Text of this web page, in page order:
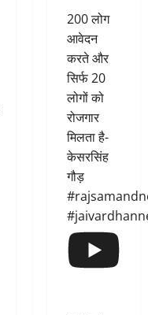
200 लोग
आवेदन
करते और
सिर्फ 20
लोगों को
रोजगार
मिलता है-
केसरसिंह
गौड़